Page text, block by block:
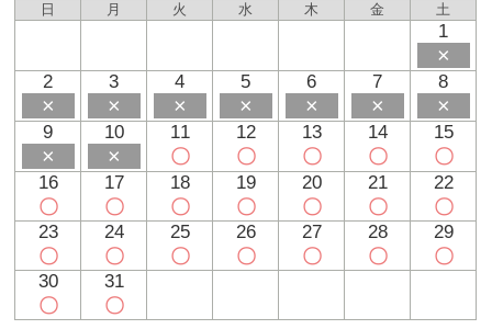
日 月 火 水 木 金 土
1
×
2
×
3
×
4
×
5
×
6
×
7
×
8
×
9
×
10
×
11
〇
12
〇
13
〇
14
〇
15
〇
16
〇
17
〇
18
〇
19
〇
20
〇
21
〇
22
〇
23
〇
24
〇
25
〇
26
〇
27
〇
28
〇
29
〇
30
〇
31
〇